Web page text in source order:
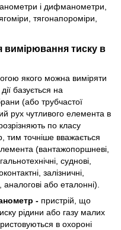
і дифманометри,
тягонапороміри,
вимірювання тиску в
якого можна виміряти
базується на
(або трубчастої
рух чутливого елемента в
по класу
тим точніше вважається
(вантажопоршневі,
суднові,
залізничні,
аналогові або еталонні).
- пристрій, що
рідини або газу малих
в охороні